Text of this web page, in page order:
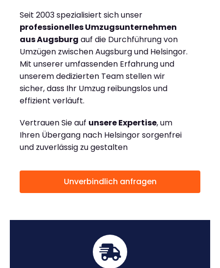
Seit 2003 spezialisiert sich unser
professionelles Umzugsunternehmen
aus Augsburg auf die Durchführung von
Umzügen zwischen Augsburg und Helsingor.
Mit unserer umfassenden Erfahrung und
unserem dedizierten Team stellen wir
sicher, dass Ihr Umzug reibungslos und
effizient verläuft.
Vertrauen Sie auf unsere Expertise, um
Ihren Übergang nach Helsingor sorgenfrei
und zuverlässig zu gestalten
Unverbindlich anfragen